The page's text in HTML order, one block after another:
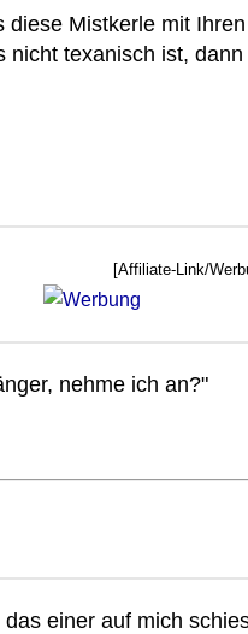
diese Mistkerle mit
nicht texanisch ist,
[Affiliate-Link/
nehme ich an?"
einer auf mich